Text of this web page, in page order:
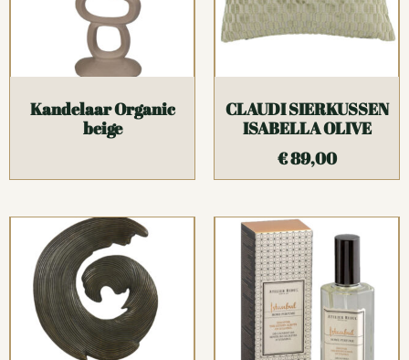
Kandelaar Organic
beige
CLAUDI SIERKUSSEN
ISABELLA OLIVE
€89,00